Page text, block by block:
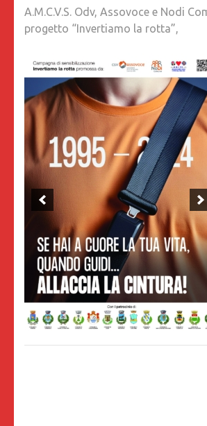
A.M.C.V.S. Odv, Assovoce e Nodi
progetto “Invertiamo la rotta”,